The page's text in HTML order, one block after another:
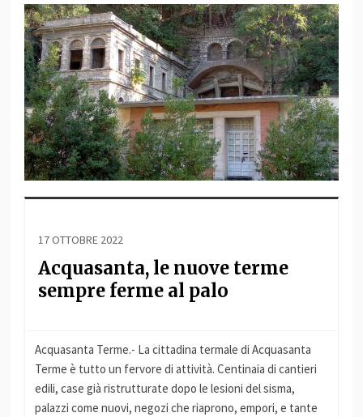
17 OTTOBRE 2022
Acquasanta, le nuove terme
sempre ferme al palo
Acquasanta Terme.- La cittadina termale di Acquasanta
Terme è tutto un fervore di attività. Centinaia di cantieri
edili, case già ristrutturate dopo le lesioni del sisma,
palazzi come nuovi, negozi che riaprono, empori, e tante